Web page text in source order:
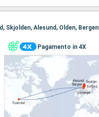
Skjolden, Alesund, Olden, Bergen
Pagamento in 4X